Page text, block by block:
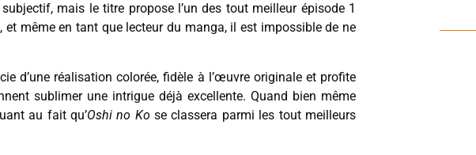
mais le titre propose l’un des tout meilleur épisode 1
et même en tant que lecteur du manga, il est impossible de ne
d’une réalisation colorée, fidèle à l’œuvre originale et profite
sublimer une intrigue déjà excellente. Quand bien même
au fait qu’Oshi no Ko se classera parmi les tout meilleurs